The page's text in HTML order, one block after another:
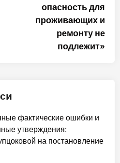
опасность для
проживающих и
ремонту не
подлежит»
фактические ошибки и
утверждения:
на постановление